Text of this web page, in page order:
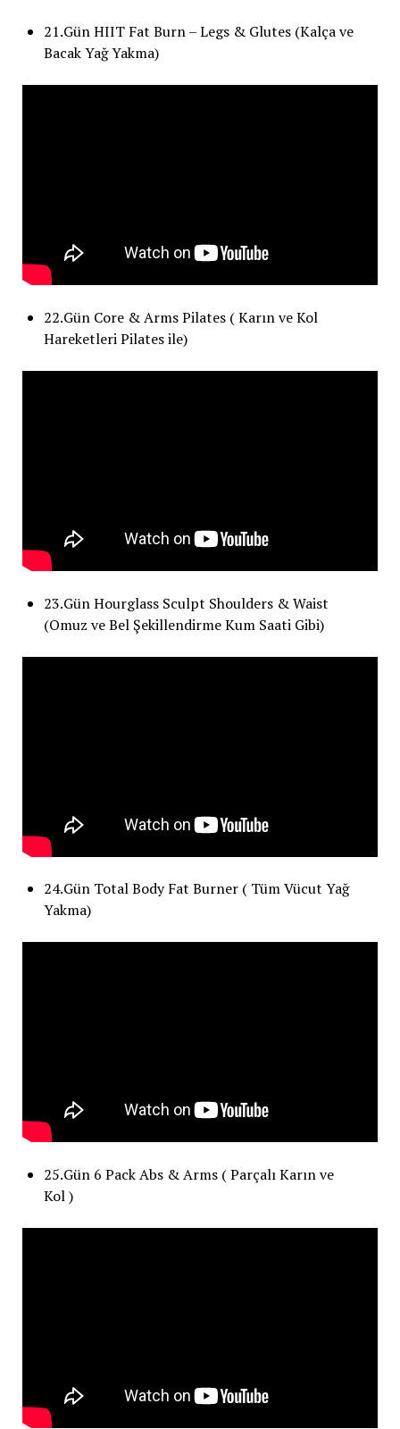
21.Gün HIIT Fat Burn – Legs & Glutes (Kalça ve
Bacak Yağ Yakma)
22.Gün Core & Arms Pilates ( Karın ve Kol
Hareketleri Pilates ile)
23.Gün Hourglass Sculpt Shoulders & Waist
(Omuz ve Bel Şekillendirme Kum Saati Gibi)
24.Gün Total Body Fat Burner ( Tüm Vücut Yağ
Yakma)
25.Gün 6 Pack Abs & Arms ( Parçalı Karın ve
Kol )